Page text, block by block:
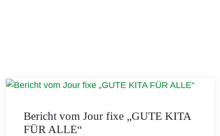
Bericht vom Jour fixe „GUTE KITA
FÜR ALLE“